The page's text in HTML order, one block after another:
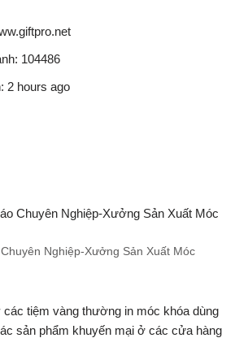
104486
2 hours ago
Nghiệp-Xưởng Sản Xuất Móc
tiệm vàng thường in móc khóa dùng
sản phẩm khuyến mại ở các cửa hàng